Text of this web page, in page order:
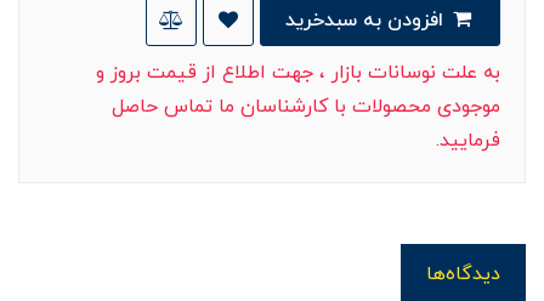
به علت نوسانات بازار ، جهت اطلاع از قیمت بروز و
موجودی محصولات با کارشناسان ما تماس حاصل
فرمایید.
دیدگاه‌ها